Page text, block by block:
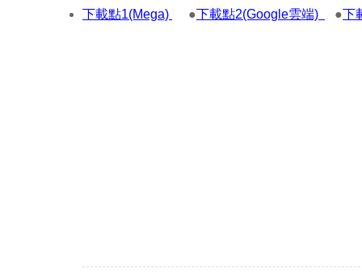
下載點1(Mega) ●下載點2(Google雲端) ●下